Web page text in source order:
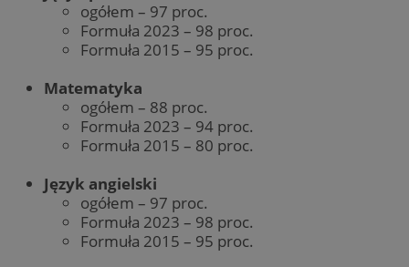
ogółem – 97 proc.
Formuła 2023 – 98 proc.
Formuła 2015 – 95 proc.
Matematyka
ogółem – 88 proc.
Formuła 2023 – 94 proc.
Formuła 2015 – 80 proc.
Język angielski
ogółem – 97 proc.
Formuła 2023 – 98 proc.
Formuła 2015 – 95 proc.